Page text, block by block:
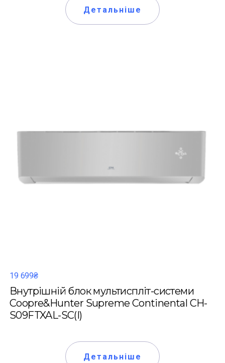
Детальніше
19 699₴
Внутрішній блок мультиспліт-системи
Coopre&Hunter Supreme Continental CH-
S09FTXAL-SC(I)
Детальніше